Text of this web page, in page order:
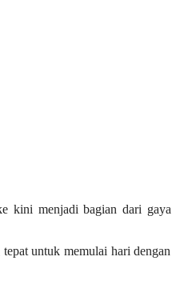
kini menjadi bagian dari
untuk memulai hari